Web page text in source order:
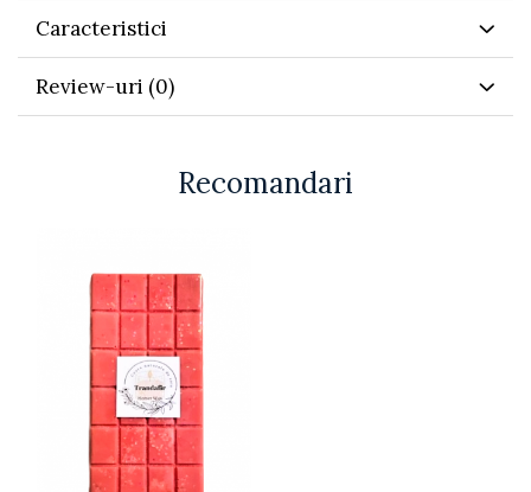
Caracteristici
Review-uri (0)
Recomandari